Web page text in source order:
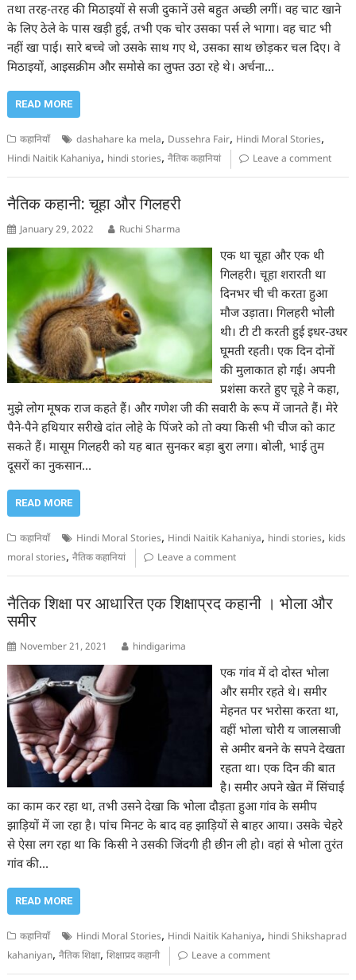
तथा तरह-तरह की मिठाइयों से सजी दुकानें उसे बहुत अच्छी लगीं। वह चाट खाने
के लिए ठेले के पास खड़ी हुई, तभी एक चोर उसका पर्स ले भागा। वह चाट भी
नहीं खा पाई। सारे बच्चे जो उसके साथ गए थे, उसका साथ छोड़कर चल दिए। वे
मिठाइयों, आइसक्रीम और समोसे का लुफ्त उठा रहे थे। अर्चना…
READ MORE
कहानियाँ dashahare ka mela, Dussehra Fair, Hindi Moral Stories,
Hindi Naitik Kahaniya, hindi stories,नैतिक कहानियां Leave a comment
नैतिक कहानी: चूहा और गिलहरी
January 29, 2022 Ruchi Sharma
एक था चूहा और एक थी
गिलहरी। चूहा शरारती था
दिनभर ची ची करता हुआ
मौज उड़ाता। गिलहरी भोली
थी। टी टी करती हुई इधर-उधर
घूमती रहती। एक दिन दोनों
की मुलाकात हो गई। अपनी
प्रशंसा करते हुए चूहे ने कहा,
मुझे लोग मूषक राज कहते हैं। और गणेश जी की सवारी के रूप में जानते हैं। मेरे
पैने-पैने हथियार सरीखे दांत लोहे के पिंजरे को तो क्या किसी भी चीज को काट
सकते हैं। मासूम गिलहरी को यह बात सुनकर बड़ा बुरा लगा। बोली, भाई तुम
दूसरों का नुकसान…
READ MORE
कहानियाँ Hindi Moral Stories, Hindi Naitik Kahaniya, hindi stories, kids
moral stories,नैतिक कहानियां Leave a comment
नैतिक शिक्षा पर आधारित एक शिक्षाप्रद कहानी । भोला और
समीर
November 21, 2021 hindigarima
एक गांव में दो दोस्त भोला
और समीर रहते थे। समीर
मेहनत पर भरोसा करता था,
वहीं भोला चोरी य जालसाजी
से अमीर बनने के सपने देखता
रहता था। एक दिन की बात
है। समीर अपने खेत में सिंचाई
का काम कर रहा था, तभी उसने देखा कि भोला दौड़ता हुआ गांव के समीप
झाड़ियों में जा रहा है। पांच मिनट के बाद वह झाड़ियों से बाहर आया। उसके चेहरे
से ऐसा लग रहा था कि किसी ने उसकी जिंदगी ही छीन ली हो। वहां से भोला तुरंत
गांव की…
READ MORE
कहानियाँ Hindi Moral Stories, Hindi Naitik Kahaniya, hindi Shikshaprad
kahaniyan,नैतिक शिक्षा,शिक्षाप्रद कहानी Leave a comment